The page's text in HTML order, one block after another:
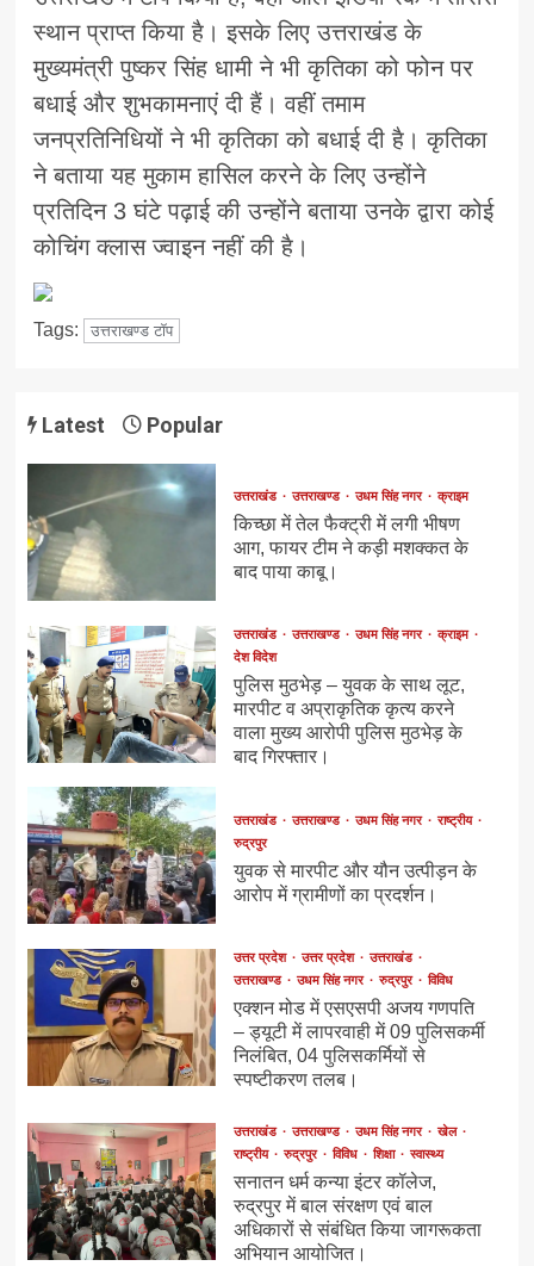
स्थान प्राप्त किया है। इसके लिए उत्तराखंड के
मुख्यमंत्री पुष्कर सिंह धामी ने भी कृतिका को फोन पर
बधाई और शुभकामनाएं दी हैं। वहीं तमाम
जनप्रतिनिधियों ने भी कृतिका को बधाई दी है। कृतिका
ने बताया यह मुकाम हासिल करने के लिए उन्होंने
प्रतिदिन 3 घंटे पढ़ाई की उन्होंने बताया उनके द्वारा कोई
कोचिंग क्लास ज्वाइन नहीं की है।
Tags: उत्तराखण्ड टॉप
Latest Popular
उत्तराखंड उत्तराखण्ड उधम सिंह नगर क्राइम
किच्छा में तेल फैक्ट्री में लगी भीषण
आग, फायर टीम ने कड़ी मशक्कत के
बाद पाया काबू।
उत्तराखंड उत्तराखण्ड उधम सिंह नगर
क्राइम
देश विदेश
पुलिस मुठभेड़ – युवक के साथ लूट,
मारपीट व अप्राकृतिक कृत्य करने
वाला मुख्य आरोपी पुलिस मुठभेड़ के
बाद गिरफ्तार।
उत्तराखंड उत्तराखण्ड उधम सिंह नगर
राष्ट्रीय
रुद्रपुर
युवक से मारपीट और यौन उत्पीड़न के
आरोप में ग्रामीणों का प्रदर्शन।
उत्तर प्रदेश उत्तर प्रदेश
उत्तराखंड
उत्तराखण्ड
उधम सिंह नगर रुद्रपुर विविध
एक्शन मोड में एसएसपी अजय गणपति
– ड्यूटी में लापरवाही में 09 पुलिसकर्मी
निलंबित, 04 पुलिसकर्मियों से
स्पष्टीकरण तलब।
उत्तराखंड उत्तराखण्ड उधम सिंह नगर
खेल
राष्ट्रीय
रुद्रपुर विविध शिक्षा स्वास्थ्य
सनातन धर्म कन्या इंटर कॉलेज,
रुद्रपुर में बाल संरक्षण एवं बाल
अधिकारों से संबंधित किया जागरूकता
अभियान आयोजित।